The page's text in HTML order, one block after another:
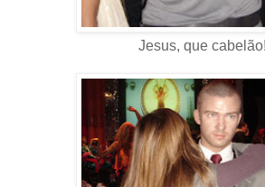
Jesus, que cabelão!